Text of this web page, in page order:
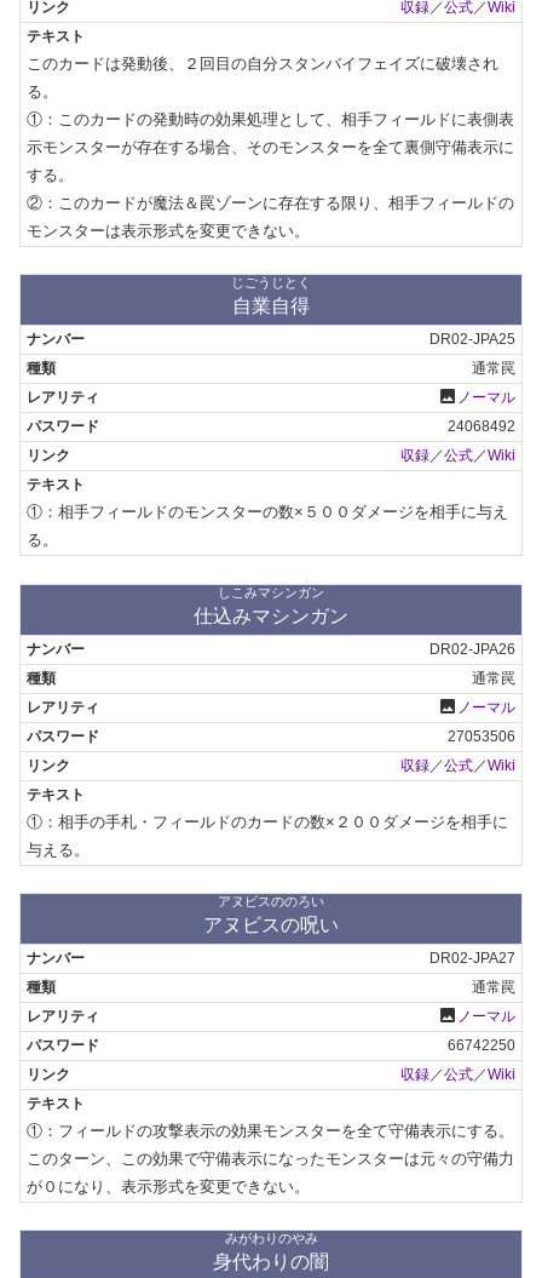
収録 ／公式 ／Wiki
このカードは発動後、２回目の自分スタンバイフェイズに破壊され
る。
①：このカードの発動時の効果処理として、相手フィールドに表側表
示モンスターが存在する場合、そのモンスターを全て裏側守備表示に
する。
②：このカードが魔法＆罠ゾーンに存在する限り、相手フィールドの
モンスターは表示形式を変更できない。
じごうじとく
自業自得
DR02-JPA25
通常罠
photo ノーマル
24068492
収録／公式／Wiki
①：相手フィールドのモンスターの数×５００ダメージを相手に与え
る。
しこみマシンガン
仕込みマシンガン
DR02-JPA26
通常罠
photo ノーマル
27053506
収録 ／公式 ／Wiki
①：相手の手札・フィールドのカードの数×２００ダメージを相手に
与える。
アヌビスののろい
アヌビスの呪い
DR02-JPA27
通常罠
photo ノーマル
66742250
収録／公式／Wiki
①：フィールドの攻撃表示の効果モンスターを全て守備表示にする。
このターン、この効果で守備表示になったモンスターは元々の守備力
が０になり、表示形式を変更できない。
みがわりのやみ
身代わりの闇